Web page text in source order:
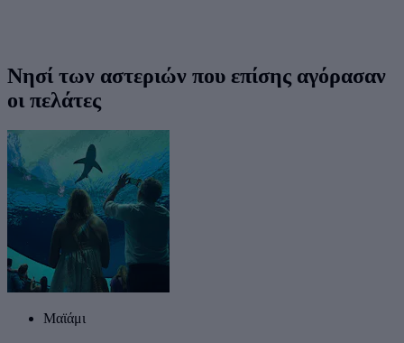
Νησί των αστεριών που επίσης αγόρασαν
οι πελάτες
Μαϊάμι